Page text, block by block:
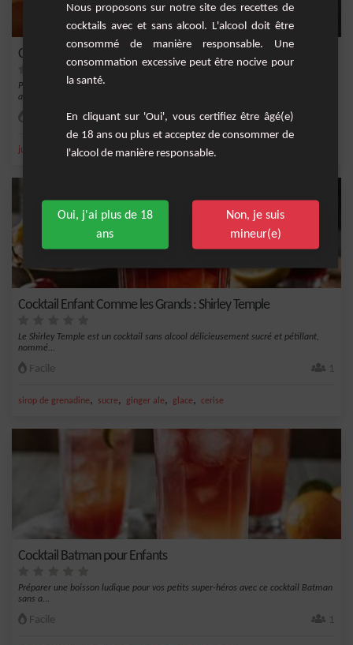
Cocktail Enfant Orange Simple et Rapide
Parfait pour les fêtes d'enfants ou les après-midis ensoleillés, ce cocktail sans
alcoo...
jus d'ananas ,ananas ,orange,jus d'orange,sirop de grenadine
Cocktail Enfant Comme les Grands : Shirley Temple
Le Shirley Temple est un cocktail sans alcool délicieusement sucré et pétillant,
nommé...
Facile 1
sirop de grenadine, sucre, ginger ale, glace, cerise
Cocktail Batman pour Enfants
Préparer une boisson ludique pour vos petits super-héros avec ce cocktail Batman
sans a...
Facile 1
Nous proposons sur notre site des recettes de
cocktails avec et sans alcool. L'alcool doit être
consommé de manière responsable. Une
consommation excessive peut être nocive pour
la santé.
En cliquant sur 'Oui', vous certifiez être âgé(e)
de 18 ans ou plus et acceptez de consommer de
l'alcool de manière responsable.
Oui, j'ai plus de 18
ans
Non, je suis
mineur(e)